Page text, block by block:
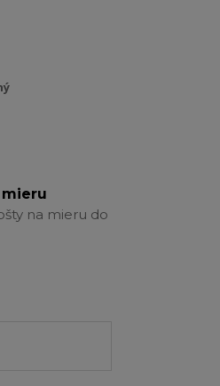
na mieru do